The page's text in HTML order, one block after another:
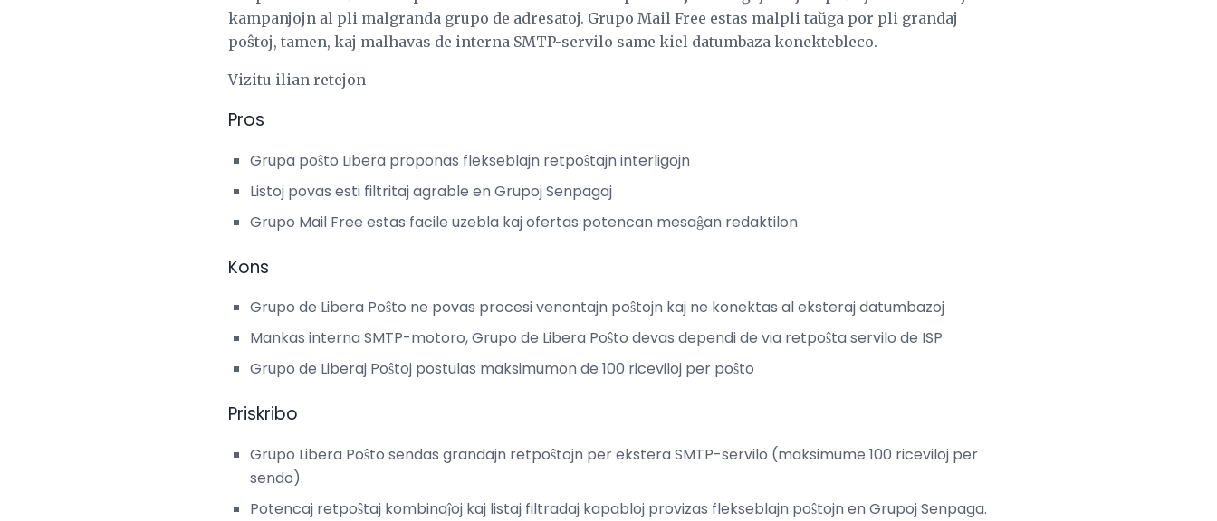
kampanjojn al pli malgranda grupo de adresatoj. Grupo Mail Free estas malpli taŭga por pli grandaj
poŝtoj, tamen, kaj malhavas de interna SMTP-servilo same kiel datumbaza konektebleco.
Vizitu ilian retejon
Pros
Grupa poŝto Libera proponas flekseblajn retpoŝtajn interligojn
Listoj povas esti filtritaj agrable en Grupoj Senpagaj
Grupo Mail Free estas facile uzebla kaj ofertas potencan mesaĝan redaktilon
Kons
Grupo de Libera Poŝto ne povas procesi venontajn poŝtojn kaj ne konektas al eksteraj datumbazoj
Mankas interna SMTP-motoro, Grupo de Libera Poŝto devas dependi de via retpoŝta servilo de ISP
Grupo de Liberaj Poŝtoj postulas maksimumon de 100 riceviloj per poŝto
Priskribo
Grupo Libera Poŝto sendas grandajn retpoŝtojn per ekstera SMTP-servilo (maksimume 100 riceviloj per
sendo).
Potencaj retpoŝtaj kombinaĵoj kaj listaj filtradaj kapabloj provizas flekseblajn poŝtojn en Grupoj Senpaga.